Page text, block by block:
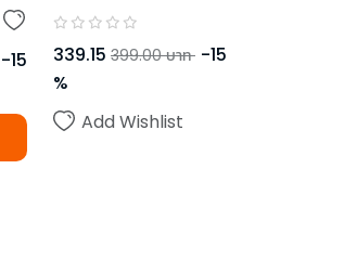
-15
339.15 399.00 บาท -15
%
Add Wishlist